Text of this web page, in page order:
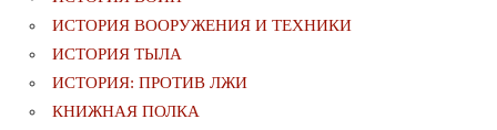
ИСТОРИЯ ВООРУЖЕНИЯ И ТЕХНИКИ
ИСТОРИЯ ТЫЛА
ИСТОРИЯ: ПРОТИВ ЛЖИ
КНИЖНАЯ ПОЛКА